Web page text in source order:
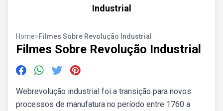
Industrial
Home>Filmes Sobre Revolução Industrial
Filmes Sobre Revolução Industrial
Webrevolução industrial foi a transição para novos
processos de manufatura no período entre 1760 a